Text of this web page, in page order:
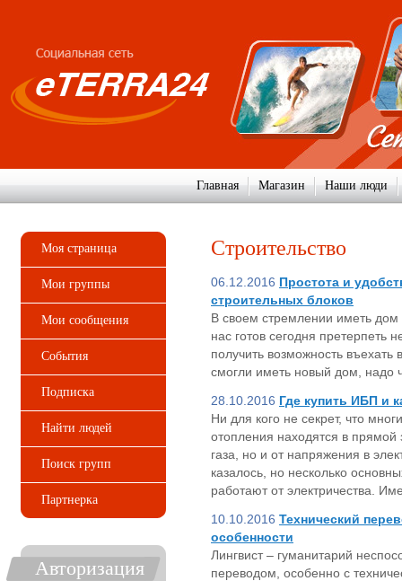
Главная Магазин Наши люди
Строительство
06.12.2016 Простота и
строительных блоков
В своем стремлении иметь дом
нас готов сегодня претерпеть
получить возможность
смогли иметь новый дом, надо
28.10.2016 Где купить ИБП и
Ни для кого не секрет, что
отопления находятся в прямой
газа, но и от напряжения в
казалось, но несколько
работают от электричества.
10.10.2016 Технический
особенности
Лингвист – гуманитарий
переводом, особенно с
Моя страница
Мои группы
Мои сообщения
События
Подписка
Найти людей
Поиск групп
Партнерка
Авторизация